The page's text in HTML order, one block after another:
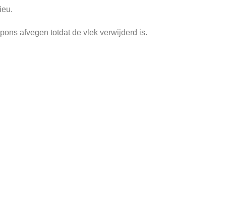
afvegen totdat de vlek verwijderd is.